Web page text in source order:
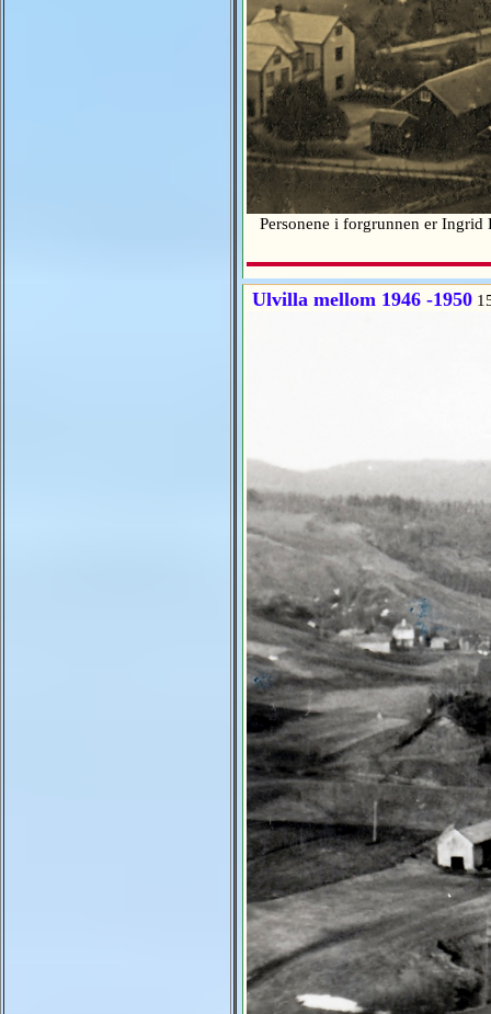
Personene i forgrunnen er
Ulvilla mellom 1946 -1950